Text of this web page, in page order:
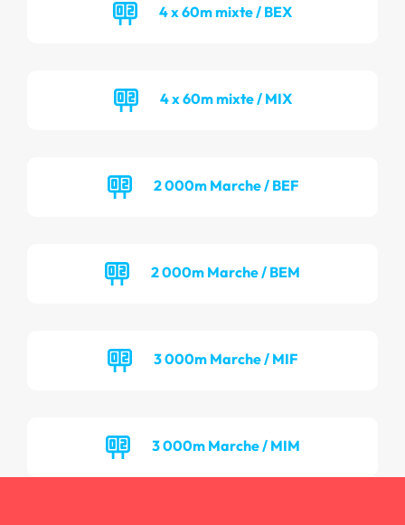
4 x 60m mixte / BEX
4 x 60m mixte / MIX
2 000m Marche / BEF
2 000m Marche / BEM
3 000m Marche / MIF
3 000m Marche / MIM